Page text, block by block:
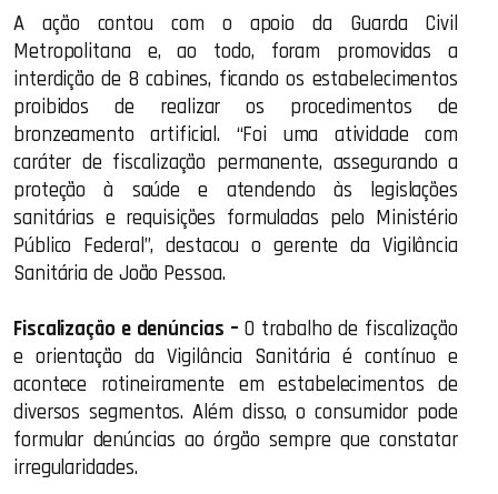
A ação contou com o apoio da Guarda Civil
Metropolitana e, ao todo, foram promovidas a
interdição de 8 cabines, ficando os estabelecimentos
proibidos de realizar os procedimentos de
bronzeamento artificial. “Foi uma atividade com
caráter de fiscalização permanente, assegurando a
proteção à saúde e atendendo às legislações
sanitárias e requisições formuladas pelo Ministério
Público Federal”, destacou o gerente da Vigilância
Sanitária de João Pessoa.
Fiscalização e denúncias – O trabalho de fiscalização
e orientação da Vigilância Sanitária é contínuo e
acontece rotineiramente em estabelecimentos de
diversos segmentos. Além disso, o consumidor pode
formular denúncias ao órgão sempre que constatar
irregularidades.